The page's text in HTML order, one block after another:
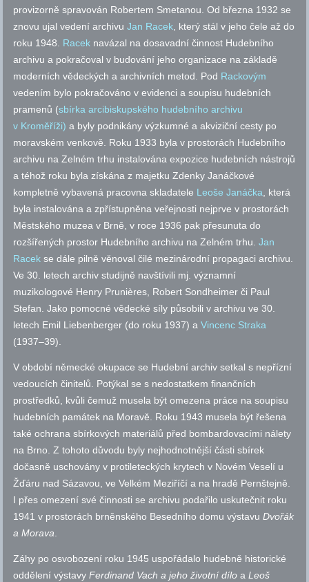
provizorně spravován Robertem Smetanou. Od března 1932 se
znovu ujal vedení archivuJan Racek, který stál v jeho čele až do
roku 1948. Racek navázal na dosavadní činnost Hudebního
archivu a pokračoval v budování jeho organizace na základě
moderních vědeckých a archivních metod. Pod Rackovým
vedením bylo pokračováno v evidenci a soupisu hudebních
pramenů (sbírka arcibiskupského hudebního archivu
v Kroměříži) a byly podnikány výzkumné a akviziční cesty po
moravském venkově. Roku 1933 byla v prostorách Hudebního
archivu na Zelném trhu instalována expozice hudebních nástrojů
a téhož roku byla získána z majetku Zdenky Janáčkové
kompletně vybavená pracovna skladatele Leoše Janáčka, která
byla instalována a zpřístupněna veřejnosti nejprve v prostorách
Městského muzea v Brně, v roce 1936 pak přesunuta do
rozšířených prostor Hudebního archivu na Zelném trhu.Jan
Racekse dále pilně věnoval čilé mezinárodní propagaci archivu.
Ve 30. letech archiv studijně navštívili mj. významní
muzikologové Henry Prunières, Robert Sondheimer či Paul
Stefan. Jako pomocné vědecké síly působili v archivu ve 30.
letech Emil Liebenberger (do roku 1937) aVincenc Straka
(1937–39).
V období německé okupace se Hudební archiv setkal s nepřízní
vedoucích činitelů. Potýkal se s nedostatkem finančních
prostředků, kvůli čemuž musela být omezena práce na soupisu
hudebních památek na Moravě. Roku 1943 musela být řešena
také ochrana sbírkových materiálů před bombardovacími nálety
na Brno. Z tohoto důvodu byly nejhodnotnější části sbírek
dočasně uschovány v protileteckých krytech v Novém Veselí u
Žďáru nad Sázavou, ve Velkém Meziříčí a na hradě Pernštejně.
I přes omezení své činnosti se archivu podařilo uskutečnit roku
1941 v prostorách brněnského Besedního domu výstavuDvořák
a Morava.
Záhy po osvobození roku 1945 uspořádalo hudebně historické
oddělení výstavyFerdinand Vach a jeho životní dílo aLeoš